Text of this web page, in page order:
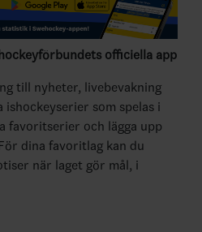
officiella app
till nyheter, livebevakning
som spelas i
favoritserier och lägga upp
dina favoritlag kan du
när laget gör mål, i